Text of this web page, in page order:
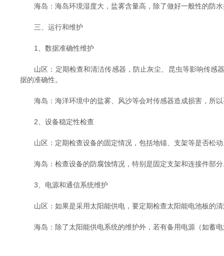
海岛：海岛环境湿度大，盐雾含量高，除了做好一般性的防水
三、运行和维护
1、数据准确性维护
山区：定期检查和清洁传感器，防止灰尘、昆虫等影响传感器
据的准确性。
海岛：海洋环境中的盐雾、风沙等会对传感器造成损害，所以
2、设备稳定性检查
山区：定期检查设备的固定情况，包括地锚、支架等是否松动
海岛：检查设备的防腐蚀情况，特别是固定支架和连接件部分
3、电源和通信系统维护
山区：如果是采用太阳能供电，要定期检查太阳能电池板的清
海岛：除了太阳能供电系统的维护外，若有备用电源（如蓄电